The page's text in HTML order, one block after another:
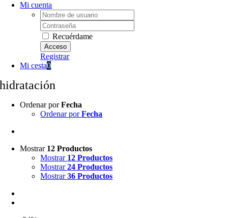
Mi cuenta
Username:
Password:
Recuérdame
Registrar
Mi cesta0
hidratación
Ordenar porFecha
Ordenar porFecha
Mostrar 12 Productos
Mostrar 12 Productos
Mostrar24 Productos
Mostrar36 Productos